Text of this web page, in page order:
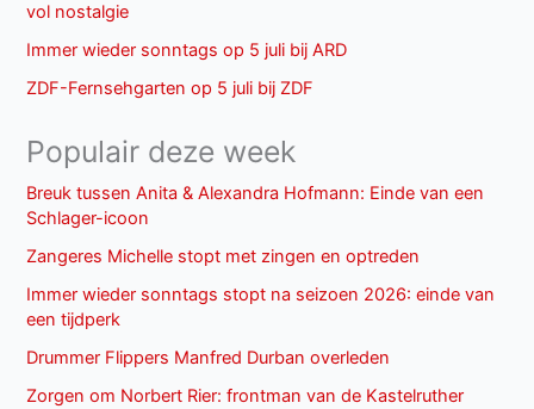
vol nostalgie
Immer wieder sonntags op 5 juli bij ARD
ZDF-Fernsehgarten op 5 juli bij ZDF
Populair deze week
Breuk tussen Anita & Alexandra Hofmann: Einde van een
Schlager-icoon
Zangeres Michelle stopt met zingen en optreden
Immer wieder sonntags stopt na seizoen 2026: einde van
een tijdperk
Drummer Flippers Manfred Durban overleden
Zorgen om Norbert Rier: frontman van de Kastelruther